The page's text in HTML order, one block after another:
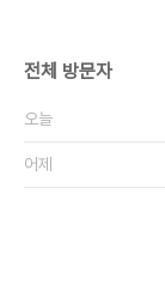
전체 방문자
오늘
어제